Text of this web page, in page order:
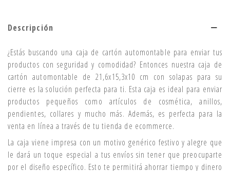
Descripción
¿Estás buscando una caja de cartón automontable para enviar tus
productos con seguridad y comodidad? Entonces nuestra caja de
cartón automontable de 21,6x15,3x10 cm con solapas para su
cierre es la solución perfecta para ti. Esta caja es ideal para enviar
productos pequeños como artículos de cosmética, anillos,
pendientes, collares y mucho más. Además, es perfecta para la
venta en línea a través de tu tienda de ecommerce.
La caja viene impresa con un motivo genérico festivo y alegre que
le dará un toque especial a tus envíos sin tener que preocuparte
por el diseño específico. Esto te permitirá ahorrar tiempo y dinero